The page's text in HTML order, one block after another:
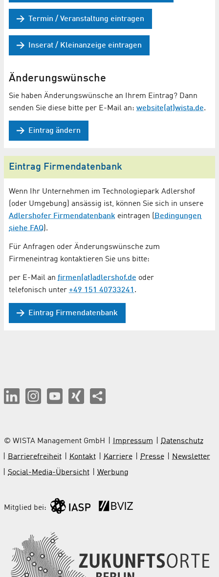
Termin / Veranstaltung eintragen
Inserat / Kleinanzeige eintragen
Änderungswünsche
Sie haben Änderungswünsche an Ihrem Eintrag? Dann
senden Sie diese bitte per E-Mail an: website(at)wista.de.
Eintrag ändern
Eintrag Firmendatenbank
Wenn Ihr Unternehmen im Technologiepark Adlershof
(oder Umgebung) ansässig ist, können Sie sich in unsere
Adlershofer Firmendatenbank eintragen (Bedingungen
siehe FAQ).
Für Anfragen oder Änderungswünsche zum
Firmeneintrag kontaktieren Sie uns bitte:
per E-Mail an firmen(at)adlershof.de oder
telefonisch unter +49 151 40733241 .
Eintrag Firmendatenbank
© WISTA Management GmbH Impressum
Datenschutz
Barrierefreiheit
Kontakt Karriere Presse
Newsletter
Social-Media-Übersicht
Werbung
Mitglied bei: